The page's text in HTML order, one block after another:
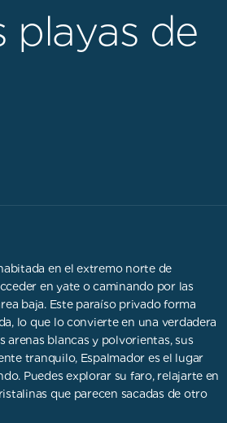
playas de
en el extremo norte de
en yate o caminando por las
baja. Este paraíso privado forma
lo que lo convierte en una verdadera
arenas blancas y polvorientas, sus
tranquilo, Espalmador es el lugar
Puedes explorar su faro, relajarte en
que parecen sacadas de otro